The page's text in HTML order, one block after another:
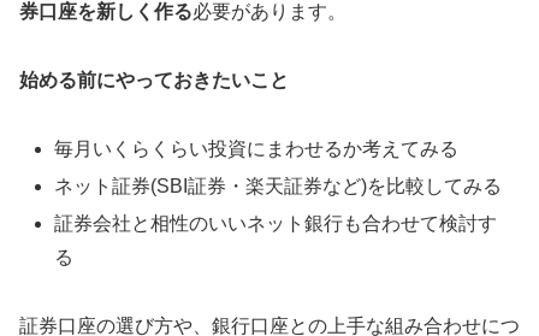
券口座を新しく作る必要があります。
始める前にやっておきたいこと
毎月いくらくらい投資にまわせるか考えてみる
ネット証券(SBI証券・楽天証券など)を比較してみる
証券会社と相性のいいネット銀行も合わせて検討す
る
証券口座の選び方や、銀行口座との上手な組み合わせにつ